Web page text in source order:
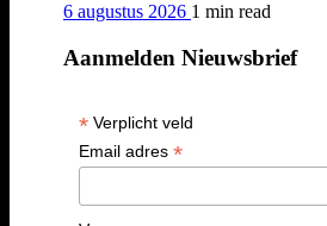
6 augustus 2026 1 min read
Aanmelden Nieuwsbrief
*Verplicht veld
Email adres *